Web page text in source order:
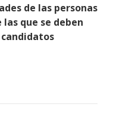
de las personas
que se deben